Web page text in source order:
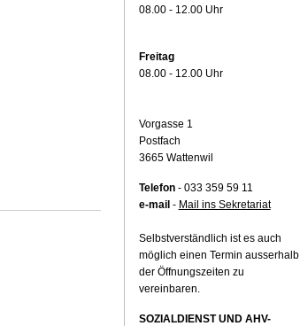
08.00 - 12.00 Uhr
Freitag
08.00 - 12.00 Uhr
Vorgasse 1
Postfach
3665 Wattenwil
Telefon- 033 359 59 11
e-mail - Mail ins Sekretariat
Selbstverständlich ist es auch
möglich einen Termin ausserhalb
der Öffnungszeiten zu
vereinbaren.
SOZIALDIENST UND AHV-